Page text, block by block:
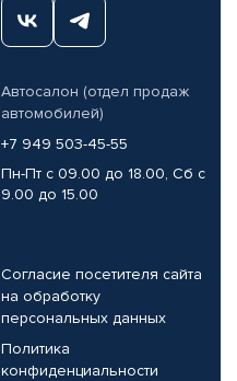
Автосалон (отдел продаж
автомобилей)
+7 949 503-45-55
Пн-Пт с 09.00 до 18.00, Сб с
9.00 до 15.00
Согласие посетителя сайта
на обработку
персональных данных
Политика
конфиденциальности